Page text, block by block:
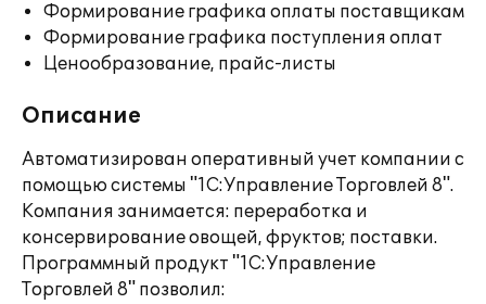
Формирование графика оплаты поставщикам
Формирование графика поступления оплат
Ценообразование, прайс-листы
Описание
Автоматизирован оперативный учет компании с
помощью системы "1С:Управление Торговлей 8".
Компания занимается: переработка и
консервирование овощей, фруктов; поставки.
Программный продукт "1С:Управление
Торговлей 8" позволил: